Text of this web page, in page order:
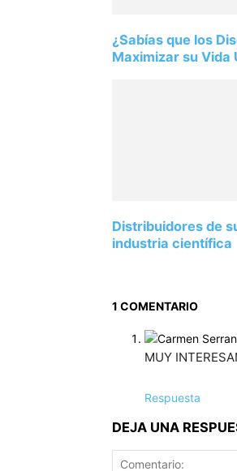
¿Sabías que los
Maximizar su Vida
Distribuidores de
industria científica
1 COMENTARIO
MUY
Respuesta
DEJA UNA